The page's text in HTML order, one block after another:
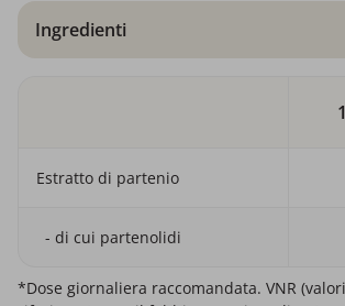
Ingredienti
Estratto di partenio
- di cui partenolidi
*Dose giornaliera raccomandata. VNR